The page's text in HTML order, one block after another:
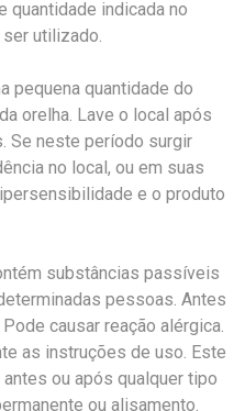
quantidade indicada no
utilizado.
pequena quantidade do
orelha. Lave o local após
Se neste período surgir
no local, ou em suas
e o produto
substâncias passíveis
pessoas. Antes
causar reação alérgica.
as instruções de uso. Este
ou após qualquer tipo
ou alisamento.